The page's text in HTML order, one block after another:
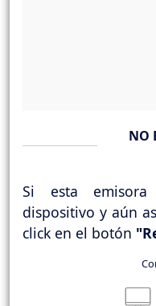
NO
Si esta
dispositivo y aún
click en el botón